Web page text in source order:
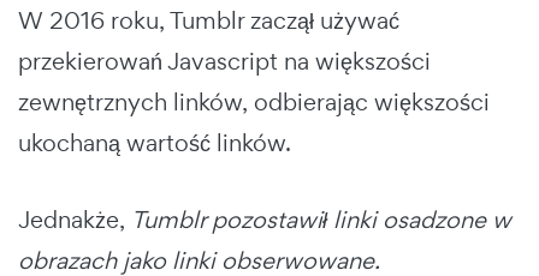
W 2016 roku, Tumblr zaczął używać
przekierowań Javascript na większości
zewnętrznych linków, odbierając większości
ukochaną wartość linków.
Jednakże, Tumblr pozostawił linki osadzone w
obrazach jako linki obserwowane.